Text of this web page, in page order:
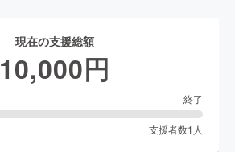
現在の支援総額
10,000円
終了
支援者数1 人